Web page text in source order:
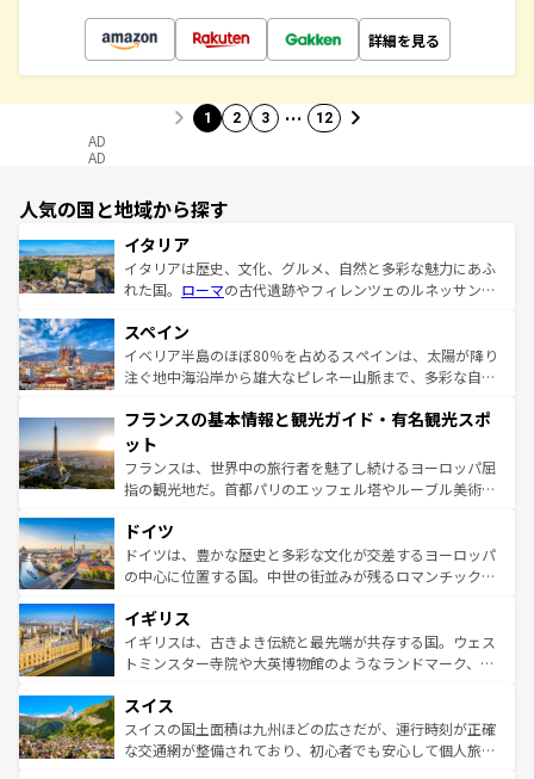
詳細を見る
1 2 3 … 12
AD
AD
人気の国と地域から探す
イタリア
イタリアは歴史、文化、グルメ、自然と多彩な魅力にあふ
れた国。 ローマの古代遺跡やフィレンツェのルネッサンス
ろん、トスカーナの美しい田園風景やアマルフィ海岸の絶
景など、自然景観も見逃せない。観光の合間には、本場の
ピザやパスタなど、絶品のイタリア料理を堪能することも
ませてくれるイタリアで、忘れられない旅をしてみよう！
なお、新着のイタリア情報は
しい。
スペイン
イベリア半島のほぼ80％を占めるスペインは、太陽が降り
注ぐ地中海沿岸から雄大なピレネー山脈まで、多彩な自然
文化が根付くこの国では、情熱的なフラメンコ、熱気あふ
れる闘牛、そして美味しいタパスが生活の一部となってい
る。首都マドリードの洗練された雰囲気や、バルセロナの
アートに溢れた街角から、地方では古代ローマ遺跡や中世
せる。地方によって風土や気候が異なるスペインはその個
性で訪れる人を魅了する。 なお、新着のスペイン情報は コ
ンテンツ一覧を参照してほしい。
フランスの基本情報と観光ガイド・有名観光スポ
ット
フランスは、世界中の旅行者を魅了し続けるヨーロッパ屈
指の観光地だ。首都パリのエッフェル塔やルーブル美術館
で、幅広い魅力が詰まっている。華麗な宮殿、歴史的な大
聖堂、美しいビーチ、そして豊かな自然が、訪れる者を心
から魅了する。また、フランスは美食の国としても知ら
いる。シャンパンの発祥地であるランス、プロヴァンスの
香り高いラベンダー畑など、多彩な楽しみ方が可能だ。さ
らに、パリ以外の地域にも魅力が溢れており、どの街角に
れる地方に足を運ぶとそれぞれで全く異なる文化を体験で
きるだろう。 なお、新着のフランス情報はコンテンツ一覧
を参照してほしい。
ドイツ
ドイツは、豊かな歴史と多彩な文化が交差するヨーロッパ
の中心に位置する国。中世の街並みが残るロマンチック街
顔を持つこの国は、どこを歩いても飽きることがない。ベ
ルリンの文化的活気、バイエルン州のアルプスの絶景、そ
してライン川沿いのワイン畑といった風景は必見。ビール
は、お酒好きな人にはぜひ体験してほしい。 なお、新着の
ドイツ情報はコンテンツ一覧を参照してほしい。
イギリス
イギリスは、古きよき伝統と最先端が共存する国。ウェス
トミンスター寺院や大英博物館のようなランドマーク、歴
リアごとに異なる魅力がある。また、優雅なアフタヌーン
ティー、ビール好きにはたまらない英国パブ、サッカー観
戦など、本場だからこそできる体験も豊富。イギリスを旅
スイス
スイスの国土面積は九州ほどの広さだが、運行時刻が正確
な交通網が整備されており、初心者でも安心して個人旅行